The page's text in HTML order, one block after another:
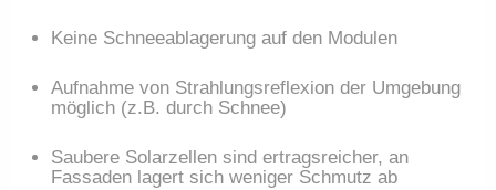
Keine Schneeablagerung auf den Modulen
Aufnahme von Strahlungsreflexion der Umgebung
möglich (z.B. durch Schnee)
Saubere Solarzellen sind ertragsreicher, an
Fassaden lagert sich weniger Schmutz ab